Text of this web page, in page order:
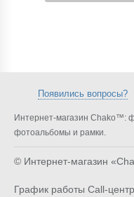
Появились вопросы?
Интернет-магазин Chako™:
фотоальбомы и рамки.
© Интернет-магазин
График работы Call-